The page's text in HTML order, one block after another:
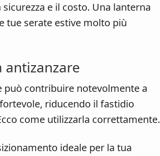
e il costo. Una lanterna
tue serate estive molto più
antizanzare
può contribuire notevolmente a
riducendo il fastidio
come utilizzarla correttamente.
ideale per la tua